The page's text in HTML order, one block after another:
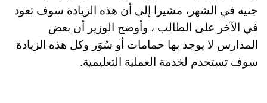
جنيه في الشهر، مشيرا إلى أن هذه الزيادة سوف تعود
في الآخر على الطالب ، وأوضح الوزير أن بعض
المدارس لا يوجد بها حمامات أو سُوَر وكل هذه الزيادة
سوف تستخدم لخدمة العملية التعليمية.